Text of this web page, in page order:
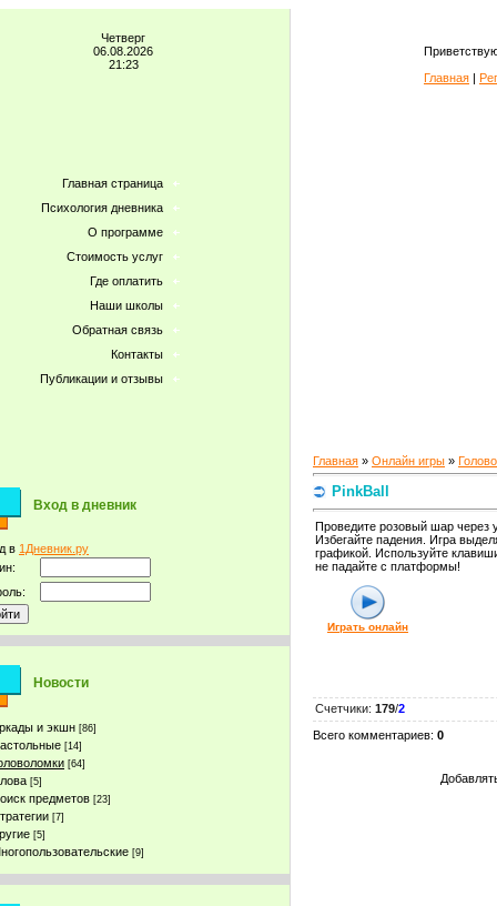
Четверг
06.08.2026
21:23
Главная страница
Психология дневника
О программе
Стоимость услуг
Где оплатить
Наши школы
Обратная связь
Контакты
Публикации и отзывы
Вход в дневник
в 1Дневник.ру
Новости
и экшн [86]
[14]
[64]
[5]
предметов [23]
[7]
[5]
[9]
Главная |
Главная » Онлайн игры »
PinkBall
Проведите розовый шар через
Избегайте падения. Игра
графикой. Используйте
не падайте с платформы!
Играть онлайн
Счетчики: 179/2
Всего комментариев: 0